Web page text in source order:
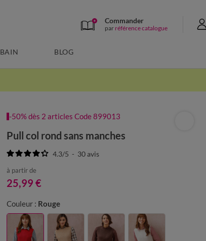
Commander
par référence catalogue
BAIN BLOG
-50% dès 2 articles Code 899013
Pull col rond sans manches
4.3/5 - 30avis
à partir de
25,99 €
Couleur : Rouge